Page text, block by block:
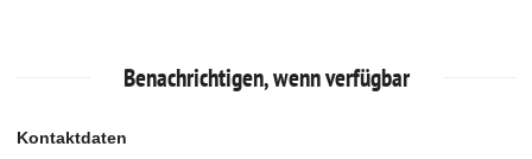
Benachrichtigen, wenn verfügbar
Kontaktdaten